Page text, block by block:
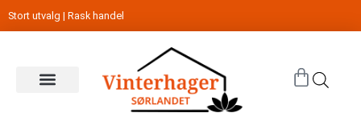
Stort utvalg | Rask handel